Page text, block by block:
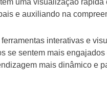
e auxiliando na
interativas e
se sentem mais
mais dinâmico e